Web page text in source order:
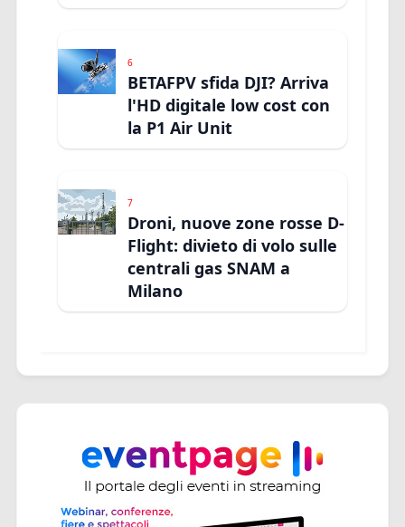
6
BETAFPV sfida DJI? Arriva
l'HD digitale low cost con
la P1 Air Unit
7
Droni, nuove zone rosse D-
Flight: divieto di volo sulle
centrali gas SNAM a
Milano